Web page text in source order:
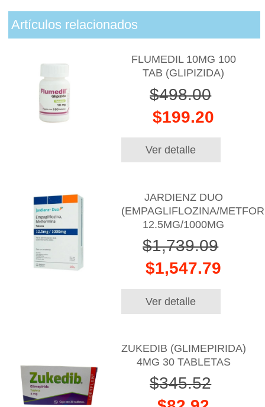
Artículos relacionados
FLUMEDIL 10MG 100
TAB (GLIPIZIDA)
$498.00
$199.20
Ver detalle
JARDIENZ DUO
(EMPAGLIFLOZINA/
12.5MG/1000MG
$1,739.09
$1,547.79
Ver detalle
ZUKEDIB (GLIMEPIRIDA)
4MG 30 TABLETAS
$345.52